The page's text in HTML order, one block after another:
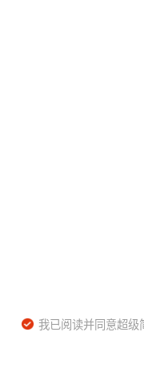
我已阅读并同意超